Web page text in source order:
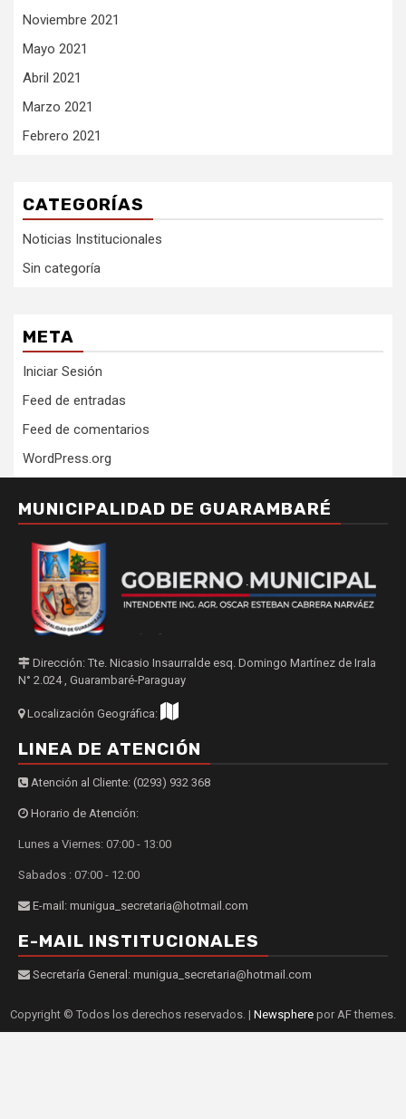
Noviembre 2021
Mayo 2021
Abril 2021
Marzo 2021
Febrero 2021
CATEGORÍAS
Noticias Institucionales
Sin categoría
META
Iniciar Sesión
Feed de entradas
Feed de comentarios
WordPress.org
MUNICIPALIDAD DE GUARAMBARÉ
Dirección: Tte. Nicasio Insaurralde esq. Domingo Martínez de Irala
N° 2.024 , Guarambaré-Paraguay
Localización Geográfica:
LINEA DE ATENCIÓN
Atención al Cliente: (0293) 932 368
Horario de Atención:
Lunes a Viernes: 07:00 - 13:00
Sabados : 07:00 - 12:00
E-mail: munigua_secretaria@hotmail.com
E-MAIL INSTITUCIONALES
Secretaría General: munigua_secretaria@hotmail.com
Copyright © Todos los derechos reservados. | Newsphere por AF themes.